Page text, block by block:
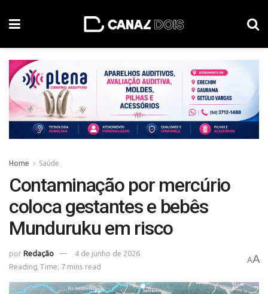
Home Saúde
Contaminação por mercúrio
coloca gestantes e bebês
Munduruku em risco
por Redação
4 de junho de 2026
Reading Time: 7 mins read
AA